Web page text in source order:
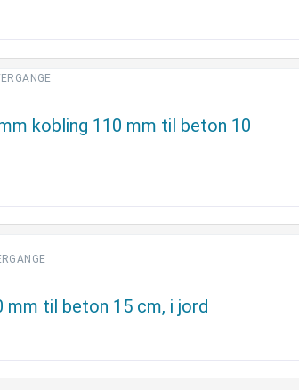
kobling 110 mm til beton 10
mm til beton 15 cm, i jord